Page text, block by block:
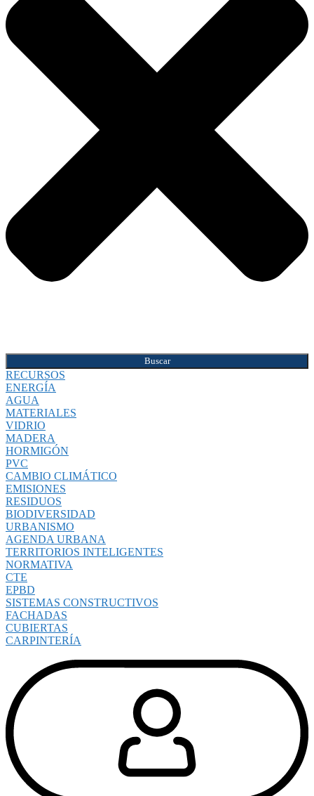
Buscar
RECURSOS
ENERGÍA
AGUA
MATERIALES
VIDRIO
MADERA
HORMIGÓN
PVC
CAMBIO CLIMÁTICO
EMISIONES
RESIDUOS
BIODIVERSIDAD
URBANISMO
AGENDA URBANA
TERRITORIOS INTELIGENTES
NORMATIVA
CTE
EPBD
SISTEMAS CONSTRUCTIVOS
FACHADAS
CUBIERTAS
CARPINTERÍA